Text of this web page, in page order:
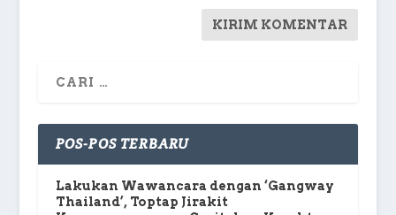
POS-POS TERBARU
Lakukan Wawancara dengan ‘Gangway
Thailand’, Toptap Jirakit